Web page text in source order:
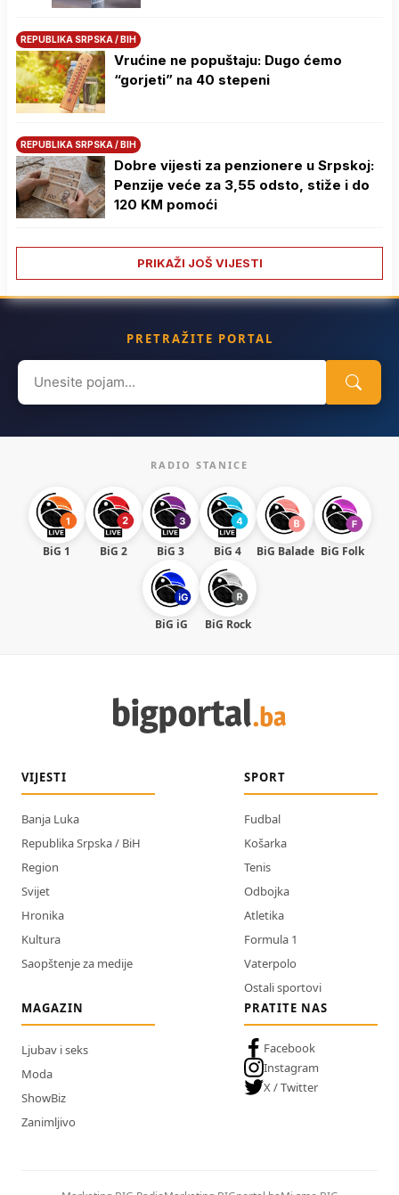
REPUBLIKA SRPSKA / BIH
Vrućine ne popuštaju: Dugo ćemo
“gorjeti” na 40 stepeni
REPUBLIKA SRPSKA / BIH
Dobre vijesti za penzionere u Srpskoj:
Penzije veće za 3,55 odsto, stiže i do
120 KM pomoći
PRIKAŽI JOŠ VIJESTI
PRETRAŽITE PORTAL
Search
for:
RADIO STANICE
BiG 1 BiG 2 BiG 3 BiG 4 BiG Balade BiG Folk
BiG iG BiG Rock
VIJESTI
Banja Luka
Republika Srpska / BiH
Region
Svijet
Hronika
Kultura
Saopštenje za medije
SPORT
Fudbal
Košarka
Tenis
Odbojka
Atletika
Formula 1
Vaterpolo
Ostali sportovi
MAGAZIN
Ljubav i seks
Moda
ShowBiz
Zanimljivo
PRATITE NAS
Facebook
Instagram
X / Twitter